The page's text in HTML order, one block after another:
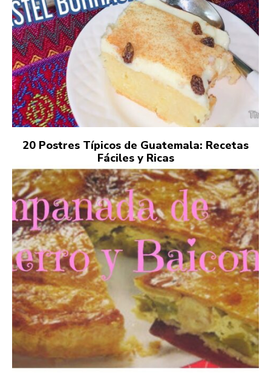
20 Postres Típicos de Guatemala: Recetas
Fáciles y Ricas